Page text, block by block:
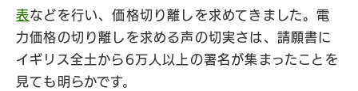
表などを行い、価格切り離しを求めてきました。電
力価格の切り離しを求める声の切実さは、請願書に
イギリス全土から6万人以上の署名が集まったことを
見ても明らかです。